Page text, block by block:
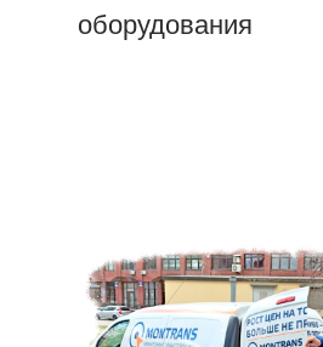
оборудования